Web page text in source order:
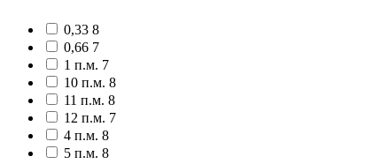
0,33 8
0,66 7
1 п.м. 7
10 п.м. 8
11 п.м. 8
12 п.м. 7
4 п.м. 8
5 п.м. 8